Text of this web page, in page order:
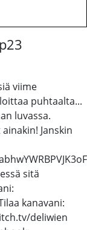
viime
puhtaalta...
luvassa.
Janskin
sitä
kanavani:
deliwien